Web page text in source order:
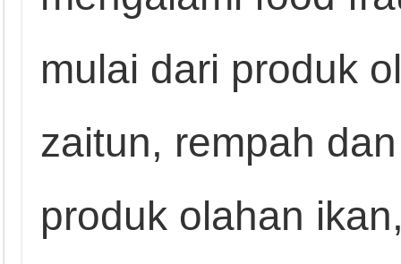
mulai dari produk
zaitun, rempah
produk olahan